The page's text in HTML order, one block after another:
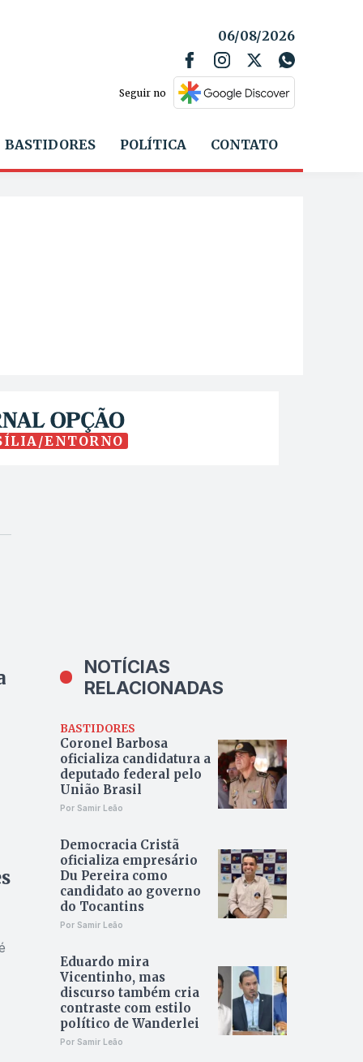
06/08/2026
Seguir no
BASTIDORES POLÍTICA CONTATO
ENTORNO
NOTÍCIAS
RELACIONADAS
BASTIDORES
Coronel Barbosa
oficializa candidatura a
deputado federal pelo
União Brasil
Por Samir Leão
Democracia Cristã
oficializa empresário
Du Pereira como
candidato ao governo
do Tocantins
Por Samir Leão
Eduardo mira
Vicentinho, mas
discurso também cria
contraste com estilo
político de Wanderlei
Por Samir Leão